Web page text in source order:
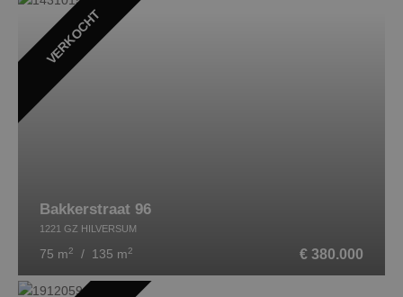
VERKOCHT
Bakkerstraat 96
1221 GZ HILVERSUM
75 m2 / 135 m2 € 380.000